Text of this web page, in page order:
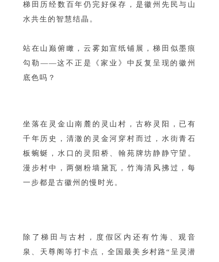
梯田历经数百年仍完好保存，是徽州先民与山
水共生的智慧结晶。
站在山巅俯瞰，云雾如宣纸铺展，梯田似墨痕
勾勒——这不正是《家业》中反复呈现的徽州
底色吗？
坐落在灵金山南麓的灵山村，古称灵阳，已有
千年历史，清澈的灵金河穿村而过，水街青石
板蜿蜒，水口的灵阳桥、翰苑牌坊静静守望。
漫步村中，两侧粉墙黛瓦，竹海清风拂过，每
一步都是古徽州的慢时光。
除了梯田与古村，度假区内还有竹海、观音
泉、天尊阁等打卡点，全国最美乡村路“呈灵潜